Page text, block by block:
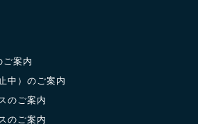
案内
中）のご案内
のご案内
のご案内